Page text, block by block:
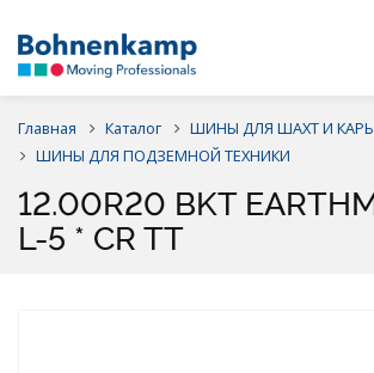
Главная Каталог
ШИНЫ ДЛЯ ШАХТ И
ШИНЫ ДЛЯ ПОДЗЕМНОЙ ТЕХНИКИ
12.00R20 BKT
L-5 * CR TT